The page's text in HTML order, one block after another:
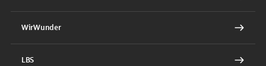
WirWunder
LBS